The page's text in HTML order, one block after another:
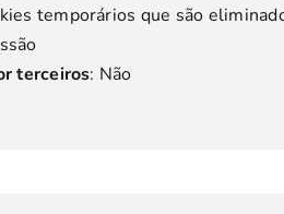
temporários que são
terceiros: Não